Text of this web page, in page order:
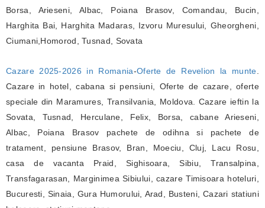
Borsa, Arieseni, Albac, Poiana Brasov, Comandau, Bucin,
Harghita Bai, Harghita Madaras, Izvoru Muresului, Gheorgheni,
Ciumani,Homorod, Tusnad, Sovata
Cazare 2025-2026 in Romania-Oferte de Revelion la munte
Cazare in hotel, cabana si pensiuni, Oferte de cazare, oferte
speciale din Maramures, Transilvania, Moldova. Cazare ieftin la
Sovata, Tusnad, Herculane, Felix, Borsa, cabane Arieseni,
Albac, Poiana Brasov pachete de odihna si pachete de
tratament, pensiune Brasov, Bran, Moeciu, Cluj, Lacu Rosu,
casa de vacanta Praid, Sighisoara, Sibiu, Transalpina,
Transfagarasan, Marginimea Sibiului, cazare Timisoara hoteluri,
Bucuresti, Sinaia, Gura Humorului, Arad, Busteni, Cazari statiuni